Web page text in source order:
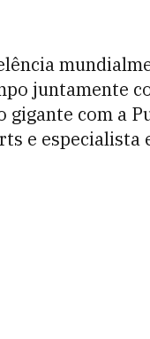
juntamente
com a
e especialista